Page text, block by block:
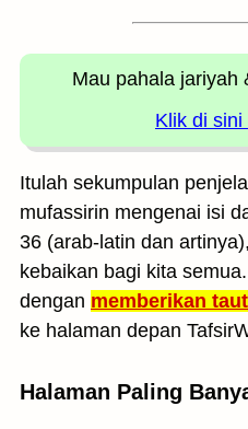
Mau pahala jariyah
Klik di sini
Itulah sekumpulan
mufassirin mengenai isi
36 (arab-latin dan
kebaikan bagi kita
dengan memberikan
ke halaman depan
Halaman Paling